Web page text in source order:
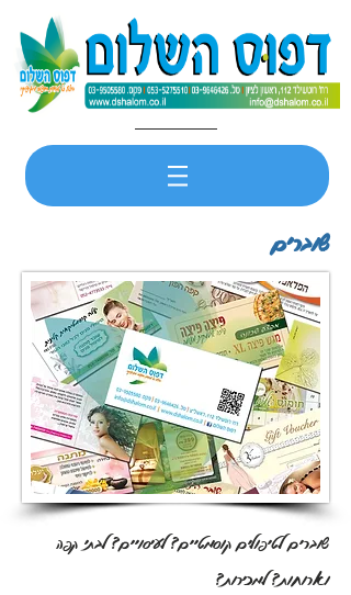
שוברים
שוברים לטיפולים קוסמטיים? לעיסויים? לבתי קפה
וארוחות? למכירות?